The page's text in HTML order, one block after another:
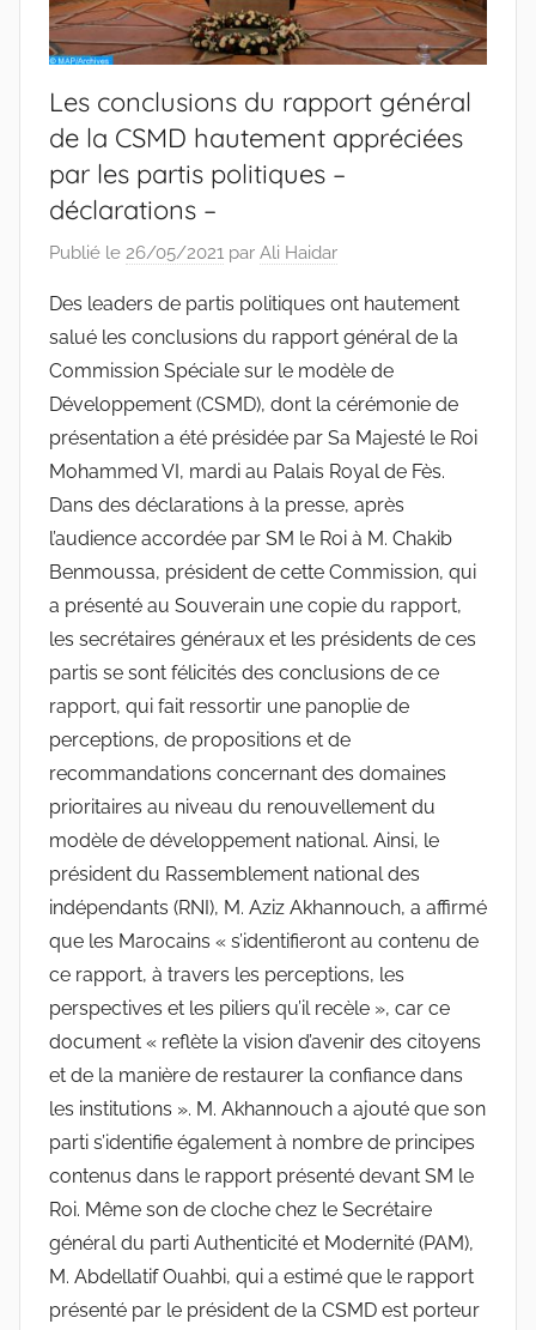
Les conclusions du rapport général
de la CSMD hautement appréciées
par les partis politiques –
déclarations –
Publié le 26/05/2021 par Ali Haidar
Des leaders de partis politiques ont hautement
salué les conclusions du rapport général de la
Commission Spéciale sur le modèle de
Développement (CSMD), dont la cérémonie de
présentation a été présidée par Sa Majesté le Roi
Mohammed VI, mardi au Palais Royal de Fès.
Dans des déclarations à la presse, après
l’audience accordée par SM le Roi à M. Chakib
Benmoussa, président de cette Commission, qui
a présenté au Souverain une copie du rapport,
les secrétaires généraux et les présidents de ces
partis se sont félicités des conclusions de ce
rapport, qui fait ressortir une panoplie de
perceptions, de propositions et de
recommandations concernant des domaines
prioritaires au niveau du renouvellement du
modèle de développement national. Ainsi, le
président du Rassemblement national des
indépendants (RNI), M. Aziz Akhannouch, a affirmé
que les Marocains « s’identifieront au contenu de
ce rapport, à travers les perceptions, les
perspectives et les piliers qu’il recèle », car ce
document « reflète la vision d’avenir des citoyens
et de la manière de restaurer la confiance dans
les institutions ». M. Akhannouch a ajouté que son
parti s’identifie également à nombre de principes
contenus dans le rapport présenté devant SM le
Roi. Même son de cloche chez le Secrétaire
général du parti Authenticité et Modernité (PAM),
M. Abdellatif Ouahbi, qui a estimé que le rapport
présenté par le président de la CSMD est porteur